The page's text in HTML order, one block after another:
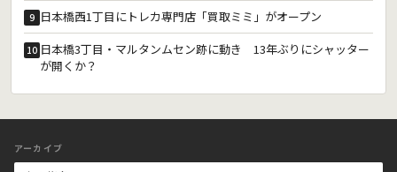
9 日本橋西1丁目にトレカ専門店「買取ミミ」がオープン
10 日本橋3丁目・マルタンムセン跡に動き 13年ぶりにシャッター
が開くか？
アーカイブ